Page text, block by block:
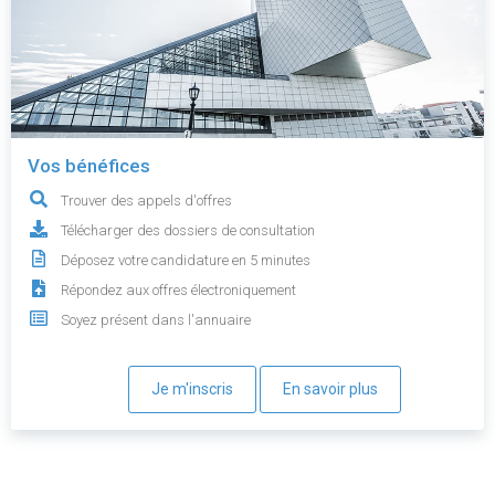
Vos bénéfices
Trouver des appels d'offres
Télécharger des dossiers de consultation
Déposez votre candidature en 5 minutes
Répondez aux offres électroniquement
Soyez présent dans l'annuaire
Je m'inscris En savoir plus